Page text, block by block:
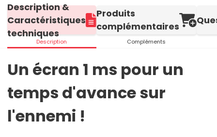
Description &
Caractéristiques
techniques
Description
Produits
complémentaires
Compléments
Un écran 1 ms pour un
temps d'avance sur
l'ennemi !